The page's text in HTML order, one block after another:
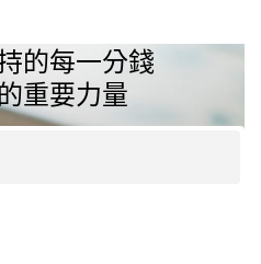
的每一分錢
重要力量